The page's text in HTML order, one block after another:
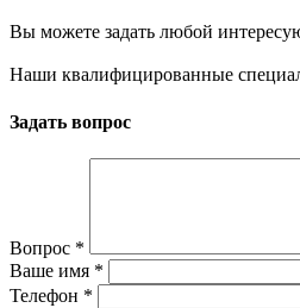
Вы можете задать любой
Наши квалифицированные
Задать вопрос
Вопрос *
Ваше имя *
Телефон *